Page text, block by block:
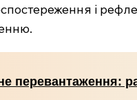
і
перевантаження: